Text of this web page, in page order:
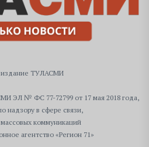
издание ТУЛАСМИ
ЭЛ № ФС 77-72799 от 17 мая 2018 года,
надзору в сфере связи,
коммуникаций
агентство «Регион 71»